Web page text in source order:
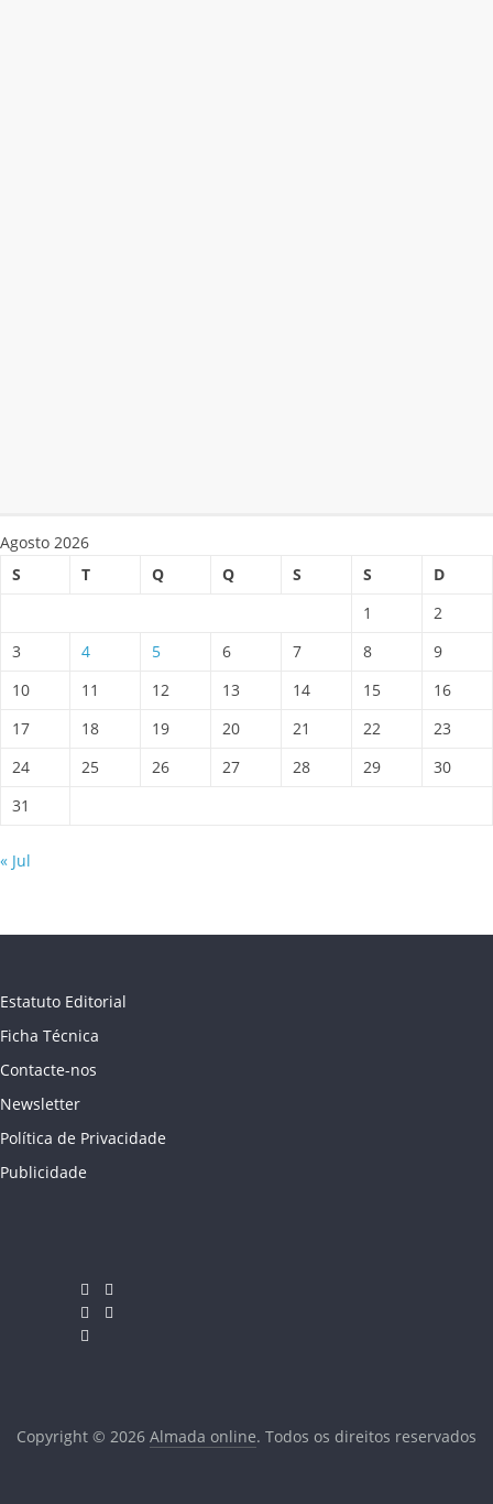
Agosto 2026
S
T Q Q S S
D
1
2
3
4 5 6 7 8
9
10
11 12 13 14 15
16
17
18 19 20 21 22
23
24
25 26 27 28 29
30
31
« Jul
Estatuto Editorial
Ficha Técnica
Contacte-nos
Newsletter
Política de Privacidade
Publicidade
Copyright © 2026 Almada online. Todos os direitos reservados